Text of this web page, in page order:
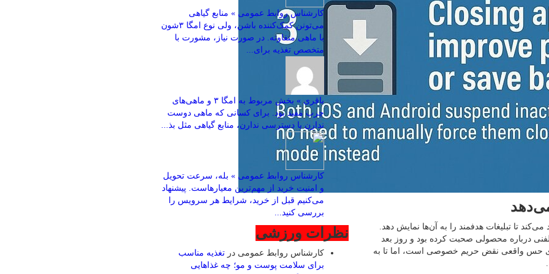
تا تبلیغات هدفمند را به آن‌ها نمایش دهد.
درباره محصولی صحبت کرده بود و روز بعد
حس واقعی نقض حریم خصوصی است، اما تا به
کارشناس روابط عمومی » منابع گیاهی
می‌تونن کمک‌کننده باشن، ولی نوع امگا ۳شون
با ماهی متفاوته. در صورت نیاز، مشورت با
متخصص تغذیه برای...
باقری » بخش مربوط به امگا ۳ و ماهی‌های
چرب مفید بود. برای کسانی که ماهی دوست
ندارن یا دسترسی ندارن، منابع گیاهی مثل بذ...
کارشناس روابط عمومی » بله، سرعت تحویل
و امنیت خرید از مهم‌ترین معیارهاست. پیشنهاد
می‌کنیم قبل از خرید، شرایط هر سرویس را
بررسی کنید...
نظرات ورزشی
کارشناس روابط عمومی درتغذیه مناسب
برای سلامت پوست و مو؛ چه غذاهایی